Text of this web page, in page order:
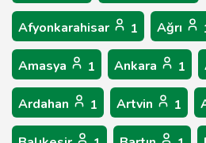
Afyonkarahisar 1 Ağrı
Amasya 1 Ankara 1
Ardahan 1 Artvin 1